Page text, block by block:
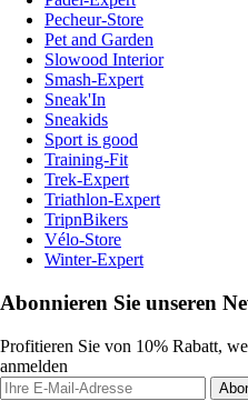
Pecheur-Store
Pet and Garden
Slowood Interior
Smash-Expert
Sneak'In
Sneakids
Sport is good
Training-Fit
Trek-Expert
Triathlon-Expert
TripnBikers
Vélo-Store
Winter-Expert
Abonnieren Sie unseren
Profitieren Sie von 10% Rabatt,
anmelden